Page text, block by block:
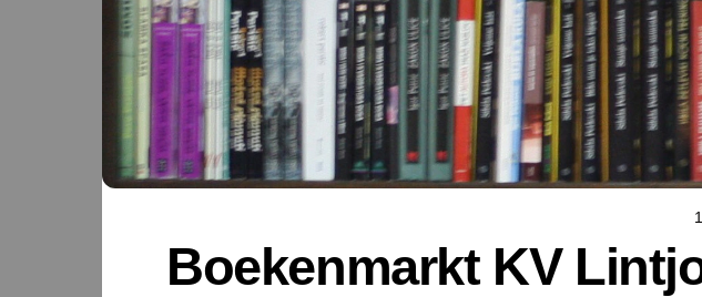
Boekenmarkt KV